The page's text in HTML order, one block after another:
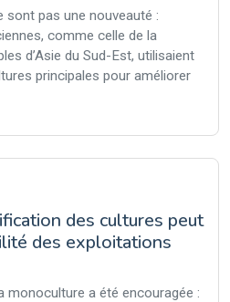
sont pas une nouveauté :
comme celle de la
d’Asie du Sud-Est, utilisaient
principales pour améliorer
des cultures peut
des exploitations
monoculture a été encouragée :